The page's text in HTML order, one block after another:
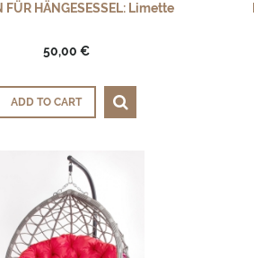
FÜR HÄNGESESSEL: Limette
50,00 €
ADD TO CART